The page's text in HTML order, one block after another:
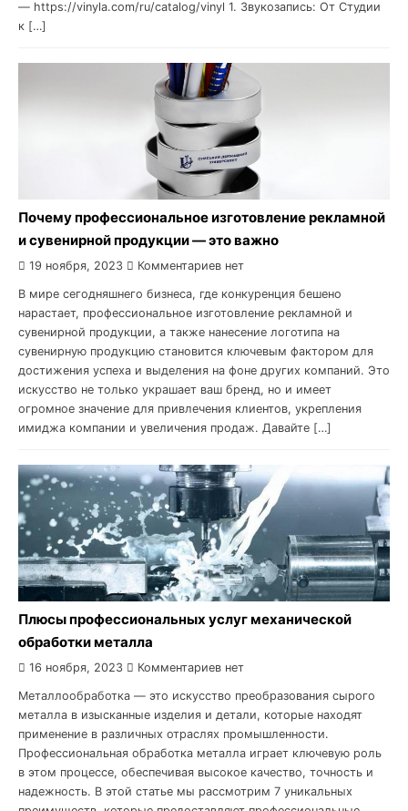
— https://vinyla.com/ru/catalog/vinyl 1. Звукозапись: От Студии
к […]
Почему профессиональное изготовление рекламной
и сувенирной продукции — это важно
19 ноября, 2023 Комментариев нет
В мире сегодняшнего бизнеса, где конкуренция бешено
нарастает, профессиональное изготовление рекламной и
сувенирной продукции, а также нанесение логотипа на
сувенирную продукцию становится ключевым фактором для
достижения успеха и выделения на фоне других компаний. Это
искусство не только украшает ваш бренд, но и имеет
огромное значение для привлечения клиентов, укрепления
имиджа компании и увеличения продаж. Давайте […]
Плюсы профессиональных услуг механической
обработки металла
16 ноября, 2023 Комментариев нет
Металлообработка — это искусство преобразования сырого
металла в изысканные изделия и детали, которые находят
применение в различных отраслях промышленности.
Профессиональная обработка металла играет ключевую роль
в этом процессе, обеспечивая высокое качество, точность и
надежность. В этой статье мы рассмотрим 7 уникальных